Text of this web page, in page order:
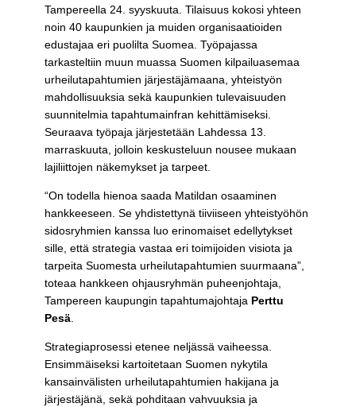
Tampereella 24. syyskuuta. Tilaisuus kokosi yhteen
noin 40 kaupunkien ja muiden organisaatioiden
edustajaa eri puolilta Suomea. Työpajassa
tarkasteltiin muun muassa Suomen kilpailuasemaa
urheilutapahtumien järjestäjämaana, yhteistyön
mahdollisuuksia sekä kaupunkien tulevaisuuden
suunnitelmia tapahtumainfran kehittämiseksi.
Seuraava työpaja järjestetään Lahdessa 13.
marraskuuta, jolloin keskusteluun nousee mukaan
lajiliittojen näkemykset ja tarpeet.
“On todella hienoa saada Matildan osaaminen
hankkeeseen. Se yhdistettynä tiiviiseen yhteistyöhön
sidosryhmien kanssa luo erinomaiset edellytykset
sille, että strategia vastaa eri toimijoiden visiota ja
tarpeita Suomesta urheilutapahtumien suurmaana”,
toteaa hankkeen ohjausryhmän puheenjohtaja,
Tampereen kaupungin tapahtumajohtaja Perttu
Pesä
Strategiaprosessi etenee neljässä vaiheessa.
Ensimmäiseksi kartoitetaan Suomen nykytila
kansainvälisten urheilutapahtumien hakijana ja
järjestäjänä, sekä pohditaan vahvuuksia ja